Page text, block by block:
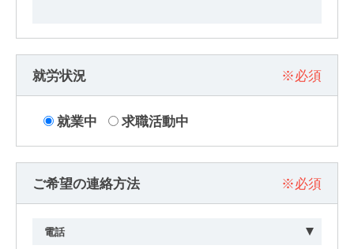
就労状況 ※必須
就業中 求職活動中
ご希望の連絡方法 ※必須